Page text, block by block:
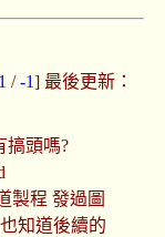
/-1] 最後更新：
搞頭嗎?
製程 發過圖
知道後續的